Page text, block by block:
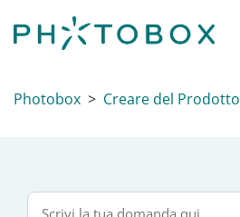
Photobox Creare del Prodotto